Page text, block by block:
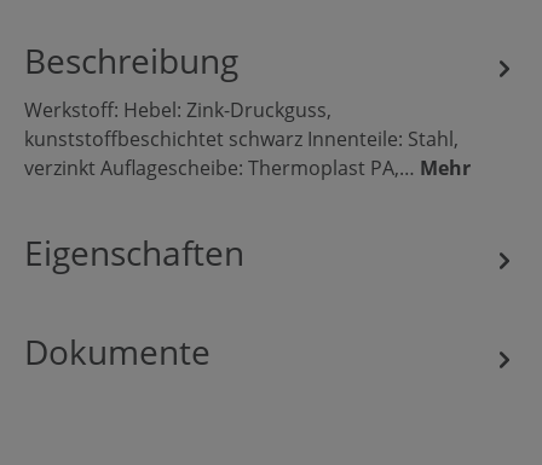
Beschreibung
Werkstoff: Hebel: Zink-Druckguss,
kunststoffbeschichtet schwarz Innenteile: Stahl,
verzinkt Auflagescheibe: Thermoplast PA,… Mehr
Eigenschaften
Dokumente